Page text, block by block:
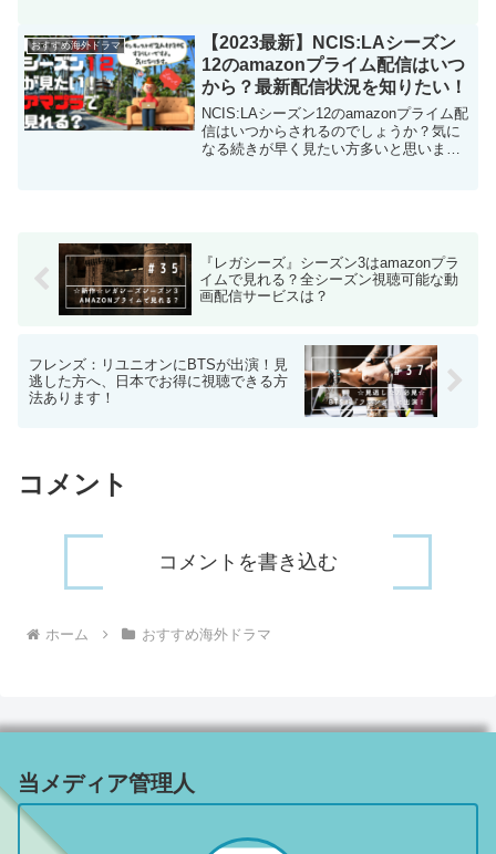
まとめます。
おすすめ海外ドラマ
【2023最新】NCIS:LAシーズン
12のamazonプライム配信はいつ
から？最新配信状況を知りたい！
NCIS:LAシーズン12のamazonプライム配
信はいつからされるのでしょうか？気に
なる続きが早く見たい方多いと思いま
『レガシーズ』シーズン3はamazonプラ
イムで見れる？全シーズン視聴可能な動
画配信サービスは？
フレンズ：リユニオンにBTSが出演！見
逃した方へ、日本でお得に視聴できる方
法あります！
コメント
コメントを書き込む
ホーム おすすめ海外ドラマ
当メディア管理人